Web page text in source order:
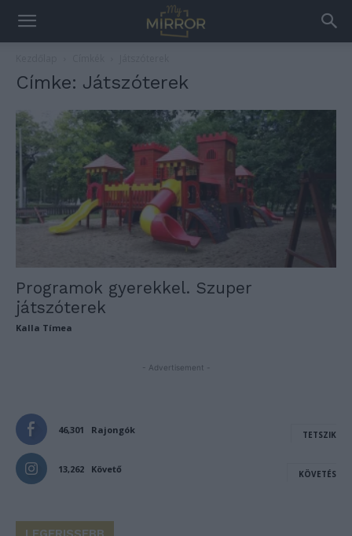
Címke: Játszóterek
Programok gyerekkel. Szuper
játszóterek
Kalla Tímea
- Advertisement -
46,301 Rajongók TETSZIK
13,262 Követő KÖVETÉS